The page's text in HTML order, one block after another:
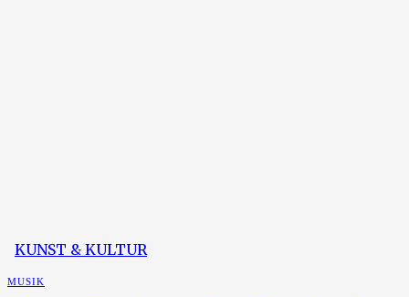
KUNST & KULTUR
MUSIK